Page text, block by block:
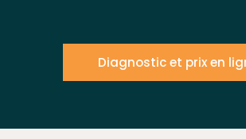
Diagnostic et prix en